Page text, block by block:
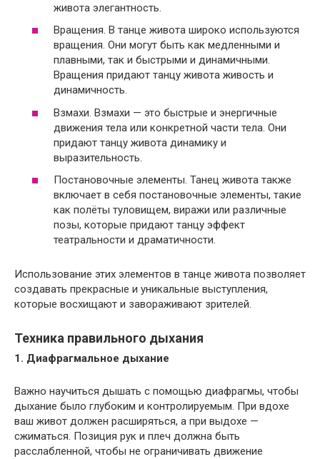
живота элегантность.
Вращения. В танце живота широко используются
вращения. Они могут быть как медленными и
плавными, так и быстрыми и динамичными.
Вращения придают танцу живота живость и
динамичность.
Взмахи. Взмахи — это быстрые и энергичные
движения тела или конкретной части тела. Они
придают танцу живота динамику и
выразительность.
Постановочные элементы. Танец живота также
включает в себя постановочные элементы, такие
как полёты туловищем, виражи или различные
позы, которые придают танцу эффект
театральности и драматичности.
Использование этих элементов в танце живота позволяет
создавать прекрасные и уникальные выступления,
которые восхищают и завораживают зрителей.
Техника правильного дыхания
1. Диафрагмальное дыхание
Важно научиться дышать с помощью диафрагмы, чтобы
дыхание было глубоким и контролируемым. При вдохе
ваш живот должен расширяться, а при выдохе —
сжиматься. Позиция рук и плеч должна быть
расслабленной, чтобы не ограничивать движение